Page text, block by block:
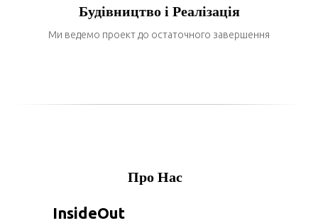
Будівництво і Реалізація
Ми ведемо проект до остаточного завершення
InsideOut
Про Нас